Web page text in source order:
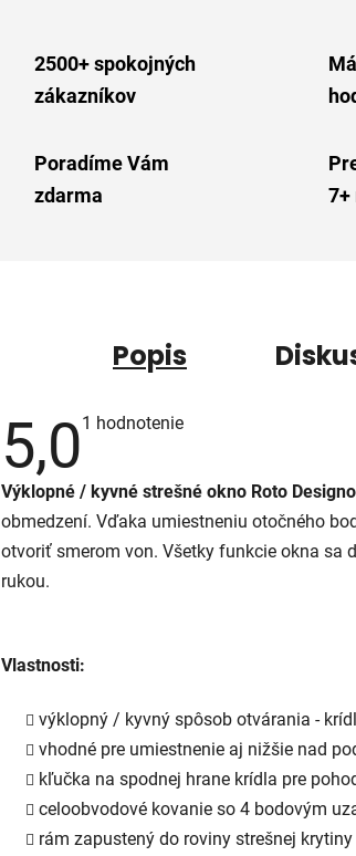
2500+ spokojných
zákazníkov
Poradíme Vám
zdarma
7+
Popis
5,0Priemerné
5,0
z
5
hviezdičiek.
1 hodnotenie
Výklopné / kyvné strešné okno Roto
obmedzení. Vďaka umiestneniu otočného
otvoriť smerom von. Všetky funkcie okna sa
rukou.
Vlastnosti:
výklopný / kyvný spôsob otvárania -
vhodné pre umiestnenie aj nižšie nad
kľučka na spodnej hrane krídla pre
celoobvodové kovanie so 4 bodovým
rám zapustený do roviny strešnej krytiny